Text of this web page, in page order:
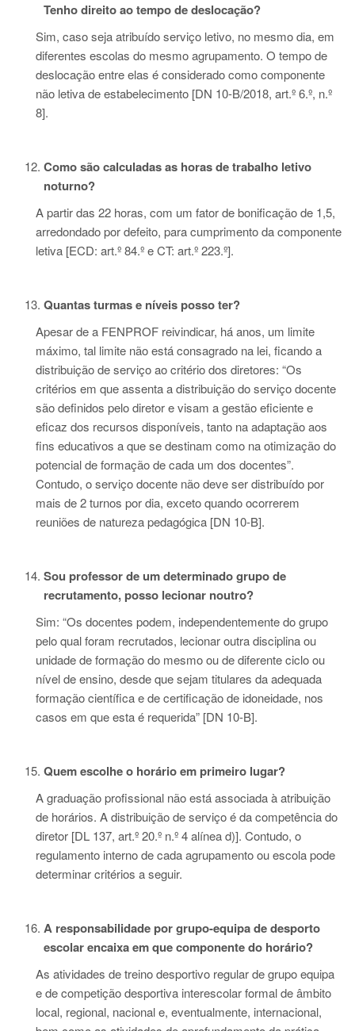
Tenho direito ao tempo dedeslocação?
Sim, caso seja atribuído serviço letivo, no mesmo dia, em
diferentes escolas do mesmo agrupamento. O tempo de
deslocação entre elas é considerado como componente
não letiva de estabelecimento [DN 10-B/2018, art.º 6.º, n.º
8].
Como são calculadas as horas de trabalho letivo
noturno?
A partir das 22 horas, com um fator de bonificação de 1,5,
arredondado por defeito, para cumprimento da componente
letiva [ECD: art.º 84.º e CT: art.º 223.º].
Quantas turmas e níveis posso ter?
Apesar de a FENPROF reivindicar, há anos, um limite
máximo, tal limite não está consagrado na lei, ficando a
distribuição de serviço ao critério dos diretores: “Os
critérios em que assenta a distribuição do serviço docente
são definidos pelo diretor e visam a gestão eficiente e
eficaz dos recursos disponíveis, tanto na adaptação aos
fins educativos a que se destinam como na otimização do
potencial de formação de cada um dos docentes”.
Contudo, o serviço docente não deve ser distribuído por
mais de 2 turnos por dia, exceto quando ocorrerem
reuniões de natureza pedagógica [DN 10-B].
Sou professor de um determinado grupo de
recrutamento, posso lecionar noutro?
Sim: “Os docentes podem, independentemente do grupo
pelo qual foram recrutados, lecionar outra disciplina ou
unidade de formação do mesmo ou de diferente ciclo ou
nível de ensino, desde que sejam titulares da adequada
formação científica e de certificação de idoneidade, nos
casos em que esta é requerida” [DN 10-B].
Quem escolhe o horário em primeiro lugar?
A graduação profissional não está associada à atribuição
de horários. A distribuição de serviço é da competência do
diretor [DL 137, art.º 20.º n.º 4 alínea d)]. Contudo, o
regulamento interno de cada agrupamento ou escola pode
determinar critérios a seguir.
A responsabilidade por grupo-equipa de desporto
escolar encaixa em que componente do horário?
As atividades de treino desportivo regular de grupo equipa
e de competição desportiva interescolar formal de âmbito
local, regional, nacional e, eventualmente, internacional,